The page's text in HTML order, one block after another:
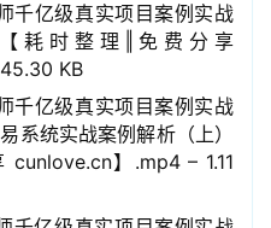
千亿级真实项目案例实战
耗时整理‖免费分享
KB
千亿级真实项目案例实战
系统实战案例解析（上）
cunlove.cn】.mp4 – 1.11